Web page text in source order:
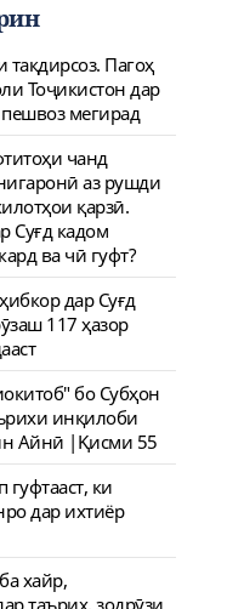
тақдирсоз. Пагоҳ
Тоҷикистон дар
мегирад
чанд
аз рушди
қарзӣ.
Суғд кадом
ва чӣ гуфт?
дар Суғд
117 ҳазор
бо Субҳон
инқилоби
Айнӣ |Қисми 55
гуфтааст, ки
дар ихтиёр
хайр,
таърих, зодрӯзи